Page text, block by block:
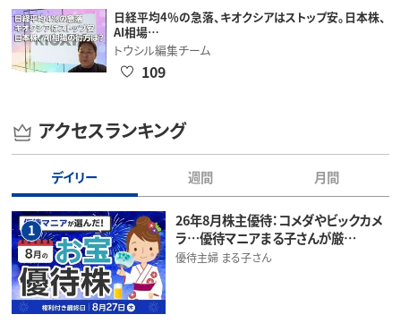
日経平均4％の急落、キオクシアはストップ安。日本株、
AI相場…
トウシル編集チーム
109
アクセスランキング
デイリー 週間 月間
1
26年8月株主優待：コメダやビックカメ
ラ…優待マニアまる子さんが厳…
優待主婦 まる子さん